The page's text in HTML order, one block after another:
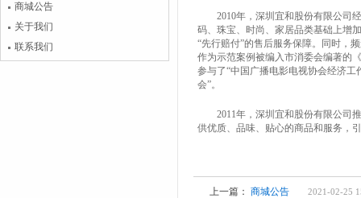
商城公告
关于我们
联系我们
2010年，深圳宜和股份有限公司经
码、珠宝、时尚、家居品类基础上增
“先行赔付”的售后服务保障。同时，
作为示范案例被编入市消委会编著的
参与了“中国广播电影电视协会经济
会”。
2011年，深圳宜和股份有限公司推
供优质、品味、贴心的商品和服务，
上一篇： 商城公告 2021-02-25